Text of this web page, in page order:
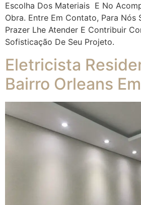
Escolha Dos Materiais E No
Obra. Entre Em Contato, Para Nós
Prazer Lhe Atender E Contribuir
Sofisticação De Seu Projeto.
Eletricista
Bairro Orleans